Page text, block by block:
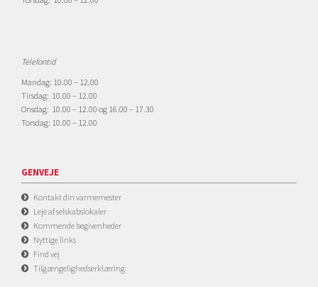
Telefontid
Mandag: 10.00 – 12.00
Tirsdag: 10.00 – 12.00
Onsdag: 10.00 – 12.00 og 16.00 – 17.30
Torsdag: 10.00 – 12.00
GENVEJE
Kontakt din varmemester
Leje af selskabslokaler
Kommende begivenheder
Nyttige links
Find vej
Tilgængelighedserklæring